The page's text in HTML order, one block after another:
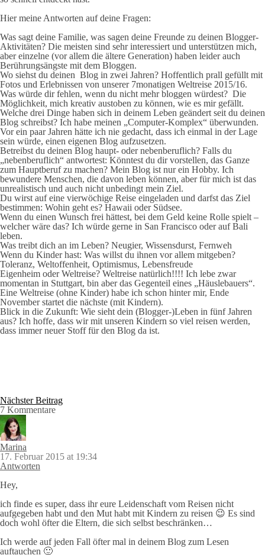
Hier meine Antworten auf deine Fragen:
Was sagt deine Familie, was sagen deine Freunde zu deinen Blogger-
Aktivitäten? Die meisten sind sehr interessiert und unterstützen mich,
aber einzelne (vor allem die ältere Generation) haben leider auch
Berührungsängste mit dem Bloggen.
Wo siehst du deinen Blog in zwei Jahren? Hoffentlich prall gefüllt mit
Fotos und Erlebnissen von unserer 7monatigen Weltreise 2015/16.
Was würde dir fehlen, wenn du nicht mehr bloggen würdest? Die
Möglichkeit, mich kreativ austoben zu können, wie es mir gefällt.
Welche drei Dinge haben sich in deinem Leben geändert seit du deinen
Blog schreibst? Ich habe meinen „Computer-Komplex“ überwunden.
Vor ein paar Jahren hätte ich nie gedacht, dass ich einmal in der Lage
sein würde, einen eigenen Blog aufzusetzen.
Betreibst du deinen Blog haupt- oder nebenberuflich? Falls du
„nebenberuflich“ antwortest: Könntest du dir vorstellen, das Ganze
zum Hauptberuf zu machen? Mein Blog ist nur ein Hobby. Ich
bewundere Menschen, die davon leben können, aber für mich ist das
unrealistisch und auch nicht unbedingt mein Ziel.
Du wirst auf eine vierwöchige Reise eingeladen und darfst das Ziel
bestimmen: Wohin geht es? Hawaii oder Südsee.
Wenn du einen Wunsch frei hättest, bei dem Geld keine Rolle spielt –
welcher wäre das? Ich würde gerne in San Francisco oder auf Bali
leben.
Was treibt dich an im Leben? Neugier, Wissensdurst, Fernweh
Wenn du Kinder hast: Was willst du ihnen vor allem mitgeben?
Toleranz, Weltoffenheit, Optimismus, Lebensfreude
Eigenheim oder Weltreise? Weltreise natürlich!!!! Ich lebe zwar
momentan in Stuttgart, bin aber das Gegenteil eines „Häuslebauers“.
Eine Weltreise (ohne Kinder) habe ich schon hinter mir, Ende
November startet die nächste (mit Kindern).
Blick in die Zukunft: Wie sieht dein (Blogger-)Leben in fünf Jahren
aus? Ich hoffe, dass wir mit unseren Kindern so viel reisen werden,
dass immer neuer Stoff für den Blog da ist.
Nächster Beitrag
7 Kommentare
Marina
17. Februar 2015 at 19:34
Antworten
Hey,
ich finde es super, dass ihr eure Leidenschaft vom Reisen nicht
aufgegeben habt und den Mut habt mit Kindern zu reisen 😉 Es sind
doch wohl öfter die Eltern, die sich selbst beschränken…
Ich werde auf jeden Fall öfter mal in deinem Blog zum Lesen
auftauchen 🙂